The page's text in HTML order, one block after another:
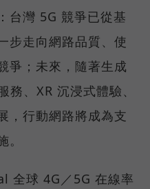
台灣 5G 競爭已從基
步走向網路品質、使
爭；未來，隨著生成
、XR 沉浸式體驗、
，行動網路將成為支
全球 4G／5G 在線率